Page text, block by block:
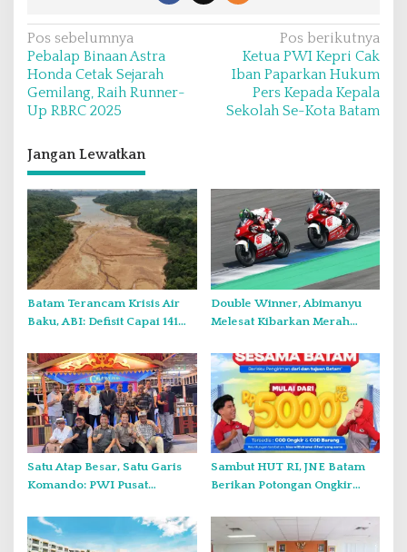
N
a
v
i
g
a
s
i
p
o
s
Pos sebelumnya
Pebalap Binaan Astra
Honda Cetak Sejarah
Gemilang, Raih Runner-
Up RBRC 2025
Pos berikutnya
Ketua PWI Kepri Cak
Iban Paparkan Hukum
Pers Kepada Kepala
Sekolah Se-Kota Batam
Jangan Lewatkan
Batam Terancam Krisis Air
Baku, ABI: Defisit Capai 141
Double Winner, Abimanyu
Melesat Kibarkan Merah
Satu Atap Besar, Satu Garis
Komando: PWI Pusat
pada PWI Kepri
Sambut HUT RI, JNE Batam
Berikan Potongan Ongkir